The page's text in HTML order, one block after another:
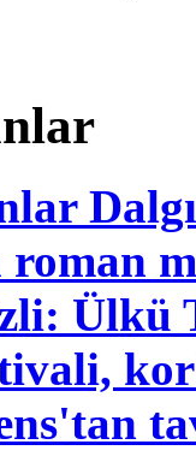
roman
Ülkü